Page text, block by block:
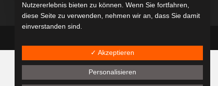
Nutzererlebnis bieten zu können. Wenn Sie fortfahren,
diese Seite zu verwenden, nehmen wir an, dass Sie damit
einverstanden sind.
✓ Akzeptieren
Personalisieren